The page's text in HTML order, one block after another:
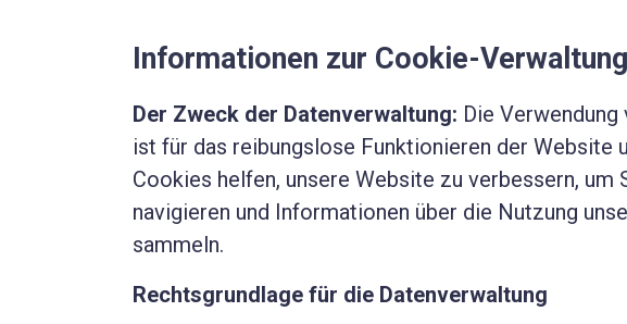
Informationen zur Cookie-Verwaltung
Der Zweck der Datenverwaltung: Die
ist für das reibungslose Funktionieren der Website
Cookies helfen, unsere Website zu verbessern, um
navigieren und Informationen über die Nutzung
sammeln.
Rechtsgrundlage für die Datenverwaltung